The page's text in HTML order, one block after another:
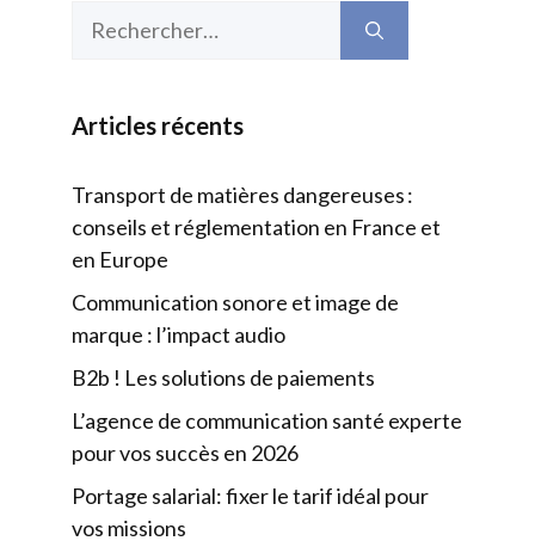
Articles récents
Transport de matières dangereuses :
conseils et réglementation en France et
en Europe
Communication sonore et image de
marque : l’impact audio
B2b ! Les solutions de paiements
L’agence de communication santé experte
pour vos succès en 2026
Portage salarial: fixer le tarif idéal pour
vos missions